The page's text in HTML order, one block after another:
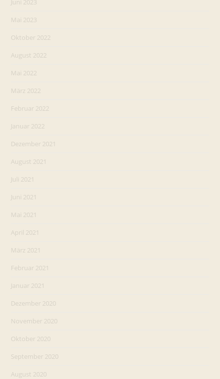
Juni 2023
Mai 2023
Oktober 2022
August 2022
Mai 2022
März 2022
Februar 2022
Januar 2022
Dezember 2021
August 2021
Juli 2021
Juni 2021
Mai 2021
April 2021
März 2021
Februar 2021
Januar 2021
Dezember 2020
November 2020
Oktober 2020
September 2020
August 2020